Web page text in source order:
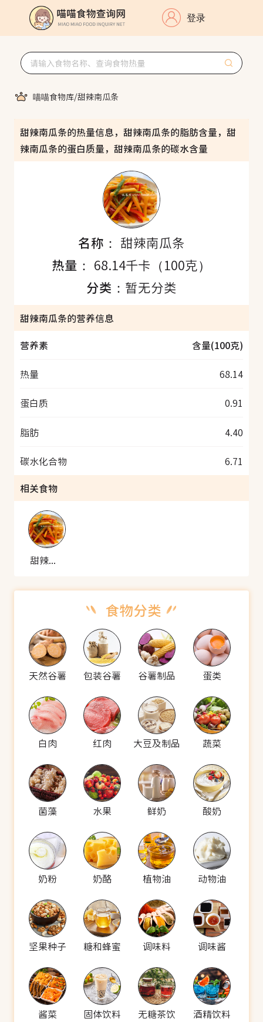
登录
喵喵食物库/甜辣南瓜条
甜辣南瓜条的热量信息，甜辣南瓜条的脂肪含量，甜
辣南瓜条的蛋白质量，甜辣南瓜条的碳水含量
名称： 甜辣南瓜条
热量： 68.14千卡（100克）
分类： 暂无分类
甜辣南瓜条的营养信息
营养素
含量(100克)
热量 68.14
蛋白质 0.91
脂肪 4.40
碳水化合物
6.71
相关食物
甜辣南瓜条
天然谷薯 包装谷薯 谷薯制品 蛋类
白肉 红肉 大豆及制品 蔬菜
菌藻 水果 鲜奶 酸奶
奶粉 奶酪 植物油 动物油
坚果种子 糖和蜂蜜 调味料 调味酱
酱菜 固体饮料 无糖茶饮 酒精饮料